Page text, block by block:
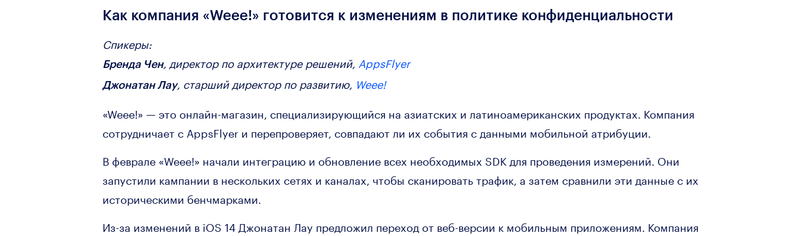
Как компания «Weee!» готовится к изменениям в политике конфиденциальности
Спикеры:
Бренда Чен, директор по архитектуре решений, AppsFlyer
Джонатан Лау, старший директор по развитию, Weee!
«Weee!» — это онлайн-магазин, специализирующийся на азиатских и латиноамериканских продуктах. Компания
сотрудничает с AppsFlyer и перепроверяет, совпадают ли их события с данными мобильной атрибуции.
В феврале «Weee!» начали интеграцию и обновление всех необходимых SDK для проведения измерений. Они
запустили кампании в нескольких сетях и каналах, чтобы сканировать трафик, а затем сравнили эти данные с их
историческими бенчмарками.
Из-за изменений в iOS 14 Джонатан Лау предложил переход от веб-версии к мобильным приложениям. Компания